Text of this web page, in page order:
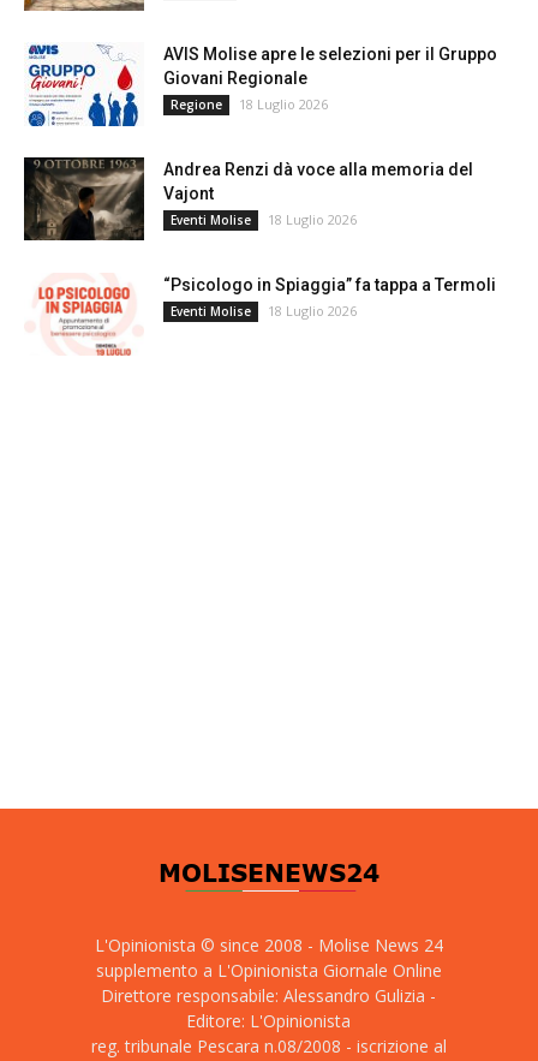
AVIS Molise apre le selezioni per il Gruppo
Giovani Regionale
Regione 18 Luglio 2026
Andrea Renzi dà voce alla memoria del
Vajont
Eventi Molise 18 Luglio 2026
“Psicologo in Spiaggia” fa tappa a Termoli
Eventi Molise 18 Luglio 2026
L'Opinionista © since 2008 - Molise News 24
supplemento a L'Opinionista Giornale Online
Direttore responsabile: Alessandro Gulizia -
Editore: L'Opinionista
reg. tribunale Pescara n.08/2008 - iscrizione al